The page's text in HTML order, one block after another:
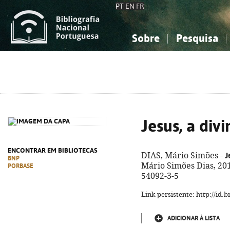
PT EN FR
Sobre Pesquisa
ENCONTRAR EM BIBLIOTECAS
BNP
PORBASE
Jesus, a
DIAS, Mário Simões -
Mário Simões Dias,
54092-3-5
Link persistente: http://
ADICIONAR À LISTA